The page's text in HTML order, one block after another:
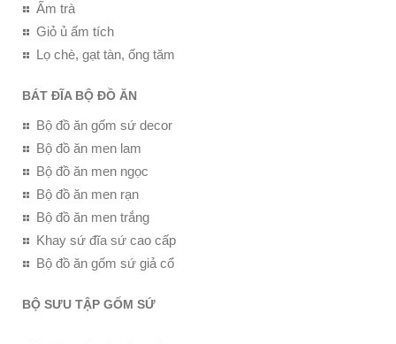
Ấm trà
Giỏ ủ ấm tích
Lọ chè, gạt tàn, ống tăm
BÁT ĐĨA BỘ ĐỒ ĂN
Bộ đồ ăn gốm sứ decor
Bộ đồ ăn men lam
Bộ đồ ăn men ngọc
Bộ đồ ăn men rạn
Bộ đồ ăn men trắng
Khay sứ đĩa sứ cao cấp
Bộ đồ ăn gốm sứ giả cổ
BỘ SƯU TẬP GỐM SỨ